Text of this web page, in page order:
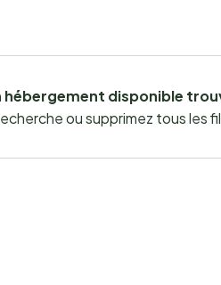
hébergement disponible
ou supprimez tous les